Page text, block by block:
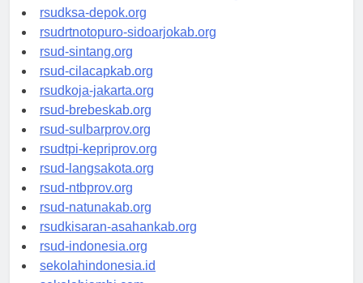
rsuddrloekmonohadi-kuduskab.org
rsudksa-depok.org
rsudrtnotopuro-sidoarjokab.org
rsud-sintang.org
rsud-cilacapkab.org
rsudkoja-jakarta.org
rsud-brebeskab.org
rsud-sulbarprov.org
rsudtpi-kepriprov.org
rsud-langsakota.org
rsud-ntbprov.org
rsud-natunakab.org
rsudkisaran-asahankab.org
rsud-indonesia.org
sekolahindonesia.id